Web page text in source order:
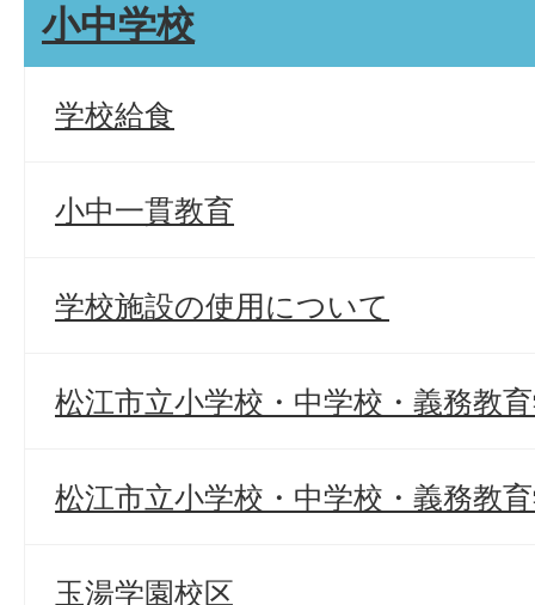
小中学校
学校給食
小中一貫教育
学校施設の使用について
松江市立小学校・中学校・義務教
松江市立小学校・中学校・義務教
玉湯学園校区